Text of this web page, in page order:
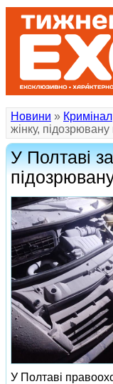
Новини » Кримінал
жінку,
У Полтаві
У Полтаві